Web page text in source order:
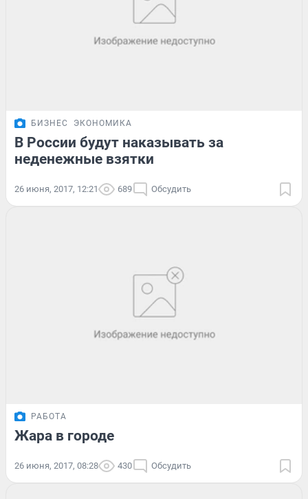
БИЗНЕС ЭКОНОМИКА
В России будут наказывать за
неденежные взятки
26 июня, 2017, 12:21 689 Обсудить
РАБОТА
Жара в городе
26 июня, 2017, 08:28 430 Обсудить